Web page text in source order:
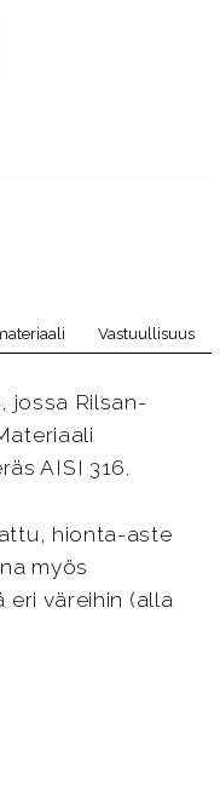
Vastuullisuus
jossa Rilsan-
AISI 316.
hionta-aste
myös
eri väreihin (alla